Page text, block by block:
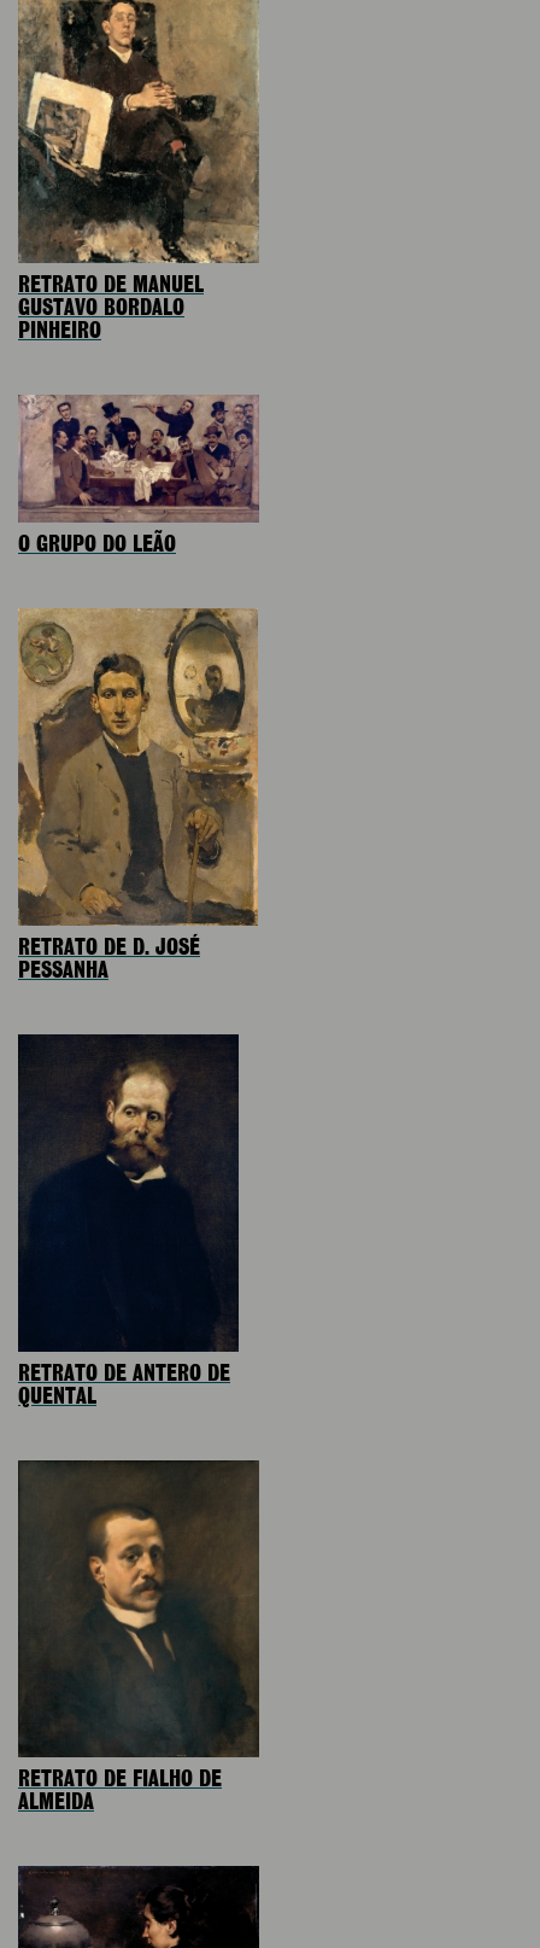
RETRATO DE MANUEL
GUSTAVO BORDALO
PINHEIRO
O GRUPO DO LEÃO
RETRATO DE D. JOSÉ
PESSANHA
RETRATO DE ANTERO DE
QUENTAL
RETRATO DE FIALHO DE
ALMEIDA